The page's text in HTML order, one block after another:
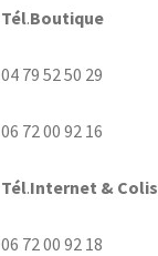
Tél.Boutique
04 79 52 50 29
06 72 00 92 16
Tél.Internet & Colis
06 72 00 92 18